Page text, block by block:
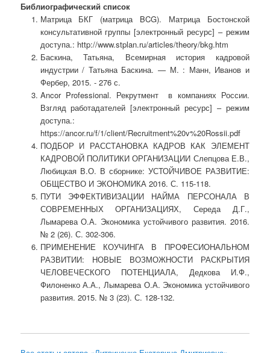
Библиографический список
Матрица БКГ (матрица BCG). Матрица Бостонской
консультативной группы [электронный ресурс] – режим
доступа.: http://www.stplan.ru/articles/theory/bkg.htm
Баскина, Татьяна, Всемирная история кадровой
индустрии / Татьяна Баскина. — М. : Манн, Иванов и
Фербер, 2015. - 276 с.
Ancor Professional. Рекрутмент в компаниях России.
Взгляд работадателей [электронный ресурс] – режим
доступа.:
https://ancor.ru/f/1/client/Recruitment%20v%20Rossii.pdf
ПОДБОР И РАССТАНОВКА КАДРОВ КАК ЭЛЕМЕНТ
КАДРОВОЙ ПОЛИТИКИ ОРГАНИЗАЦИИ Слепцова Е.В.,
Любицкая В.О. В сборнике: УСТОЙЧИВОЕ РАЗВИТИЕ:
ОБЩЕСТВО И ЭКОНОМИКА 2016. С. 115-118.
ПУТИ ЭФФЕКТИВИЗАЦИИ НАЙМА ПЕРСОНАЛА В
СОВРЕМЕННЫХ ОРГАНИЗАЦИЯХ, Середа Д.Г.,
Лымарева О.А. Экономика устойчивого развития. 2016.
№ 2 (26). С. 302-306.
ПРИМЕНЕНИЕ КОУЧИНГА В ПРОФЕСИОНАЛЬНОМ
РАЗВИТИИ: НОВЫЕ ВОЗМОЖНОСТИ РАСКРЫТИЯ
ЧЕЛОВЕЧЕСКОГО ПОТЕНЦИАЛА, Дедкова И.Ф.,
Филоненко А.А., Лымарева О.А. Экономика устойчивого
развития. 2015. № 3 (23). С. 128-132.